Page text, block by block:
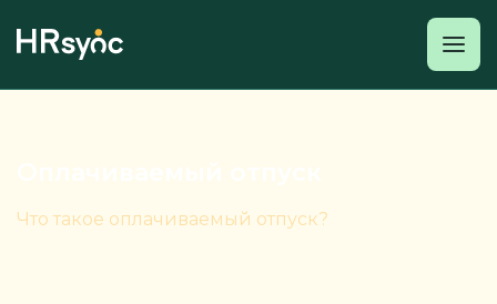
Что такое оплачиваемый отпуск?